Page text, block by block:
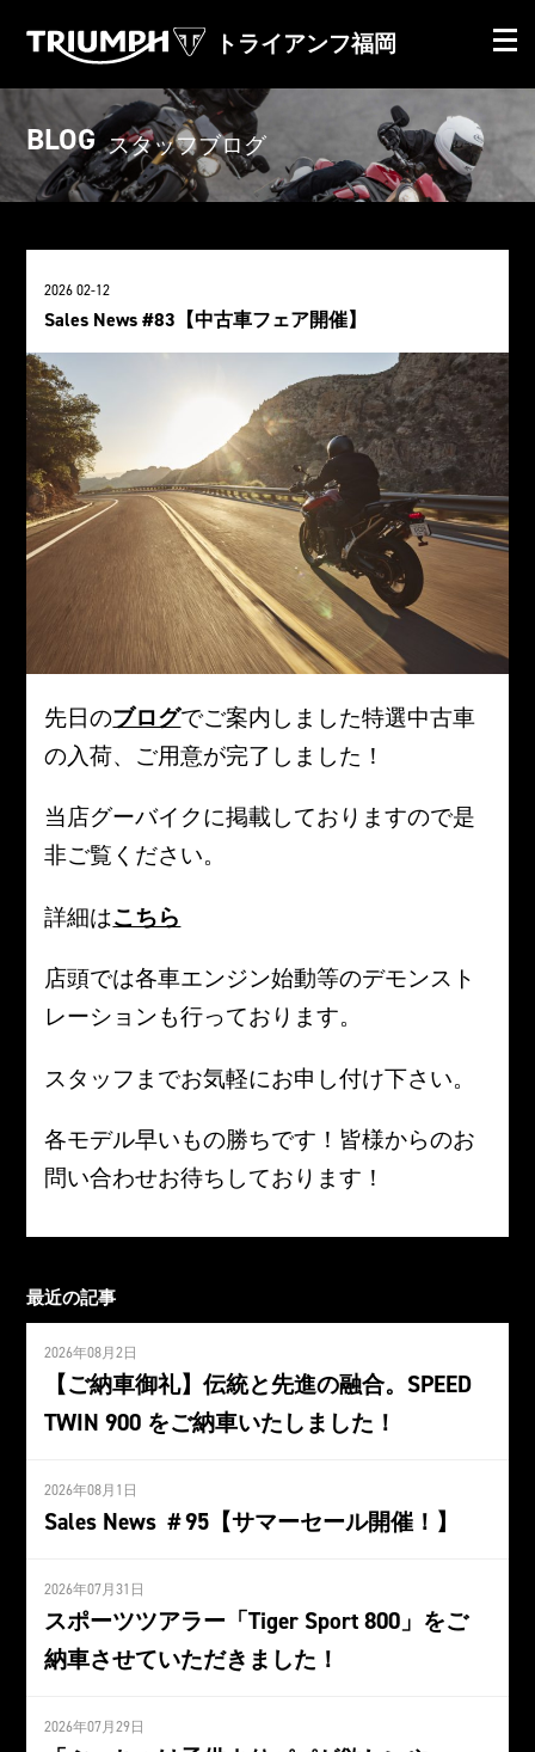
トライアンフ福岡
BLOG スタッフブログ
2026 02-12
Sales News #83【中古車フェア開催】
先日のブログでご案内しました特選中古車
の入荷、ご用意が完了しました！
当店グーバイクに掲載しておりますので是
非ご覧ください。
詳細はこちら
店頭では各車エンジン始動等のデモンスト
レーションも行っております。
スタッフまでお気軽にお申し付け下さい。
各モデル早いもの勝ちです！皆様からのお
問い合わせお待ちしております！
最近の記事
2026年08月2日
【ご納車御礼】伝統と先進の融合。SPEED
TWIN 900 をご納車いたしました！
2026年08月1日
Sales News ＃95【サマーセール開催！】
2026年07月31日
スポーツツアラー「Tiger Sport 800」をご
納車させていただきました！
2026年07月29日